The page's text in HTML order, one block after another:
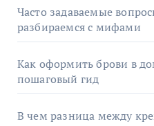
Часто задаваемые
разбираемся с мифами
Как оформить брови в
пошаговый гид
В чем разница между